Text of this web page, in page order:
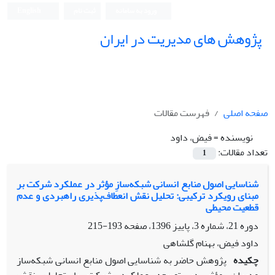
پژوهش های مدیریت در ایران
صفحه اصلی
فهرست مقالات
نویسنده =فیض، داود
تعداد مقالات:
1
شناسایی اصول منابع انسانی شبکه‌سازِ مؤثر در عملکرد شرکت بر
مبنای رویکرد ترکیبی: تحلیل نقش انعطاف‌پذیری راهبردی و عدم
قطعیت محیطی
دوره 21، شماره 3، پاییز 1396، صفحه
193-215
داود فیض، بهنام گلشاهی
چکیده پژوهش حاضر به شناسایی اصول منابع انسانی شبکه‌ساز